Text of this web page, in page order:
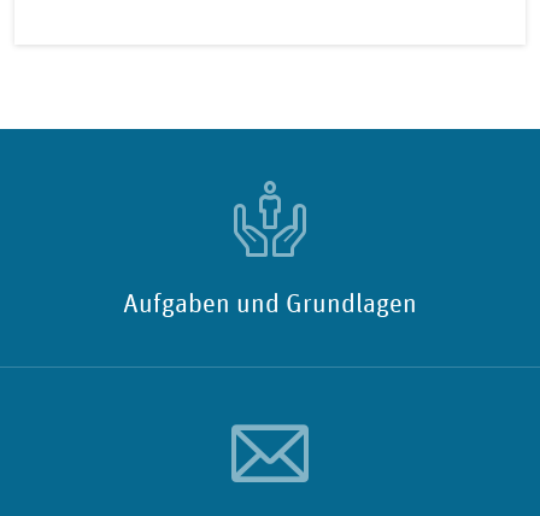
Aufgaben und Grundlagen